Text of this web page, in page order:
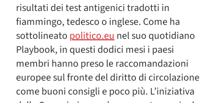
risultati dei test antigenici tradotti in
fiammingo, tedesco o inglese. Come ha
sottolineato politico.eunel suo quotidiano
Playbook, in questi dodici mesi i paesi
membri hanno preso le raccomandazioni
europee sul fronte del diritto di circolazione
come buoni consigli e poco più. L’iniziativa